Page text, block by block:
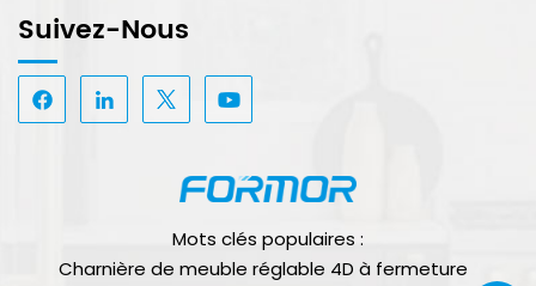
Suivez-Nous
Mots clés populaires :
Charnière de meuble réglable 4D à fermeture